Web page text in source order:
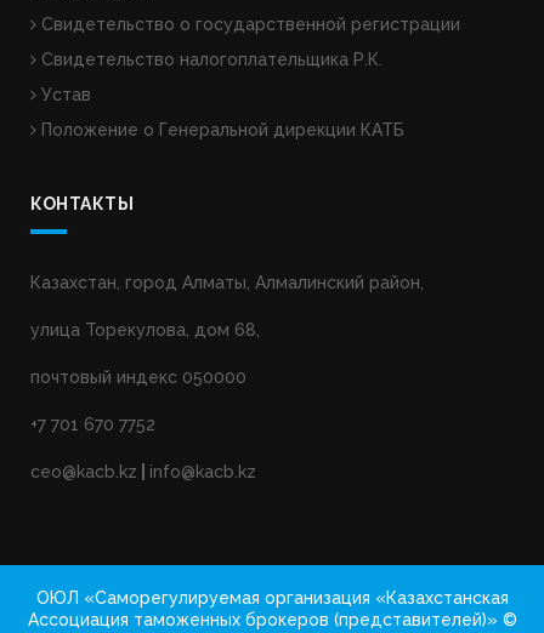
Свидетельство о государственной регистрации
Свидетельство налогоплательщика Р.К.
Устав
Положение о Генеральной дирекции КАТБ
КОНТАКТЫ
Казахстан, город Алматы, Алмалинский район,
улица Торекулова, дом 68,
почтовый индекс 050000
+7 701 670 7752
ceo@kacb.kz info@kacb.kz
ОЮЛ «Саморегулируемая организация «Казахстанская
Ассоциация таможенных брокеров (представителей)» ©